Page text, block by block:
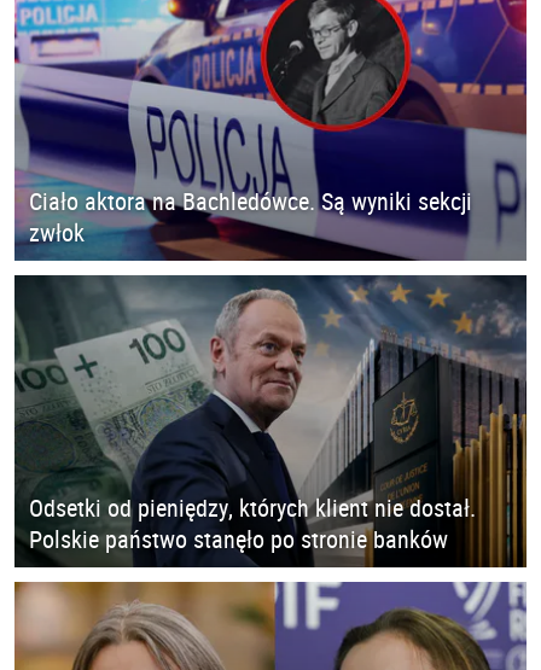
Ciało aktora na Bachledówce. Są wyniki sekcji
zwłok
Odsetki od pieniędzy, których klient nie dostał.
Polskie państwo stanęło po stronie banków